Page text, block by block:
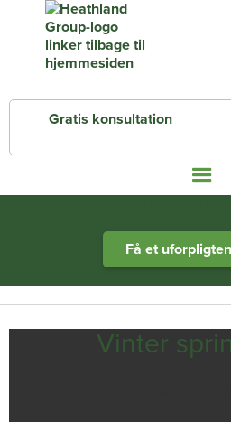
Gratis konsultation
Få et
Vinter